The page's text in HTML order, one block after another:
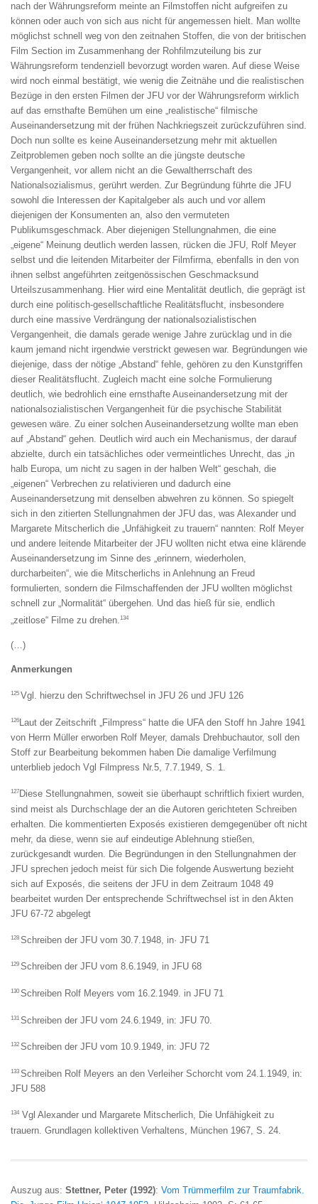
nach der Währungsreform meinte an Filmstoffen nicht aufgreifen zu
können oder auch von sich aus nicht für angemessen hielt. Man wollte
möglichst schnell weg von den zeitnahen Stoffen, die von der britischen
Film Section im Zusammenhang der Rohfilmzuteilung bis zur
Währungsreform tendenziell bevorzugt worden waren. Auf diese Weise
wird noch einmal bestätigt, wie wenig die Zeitnähe und die realistischen
Bezüge in den ersten Filmen der JFU vor der Währungsreform wirklich
auf das ernsthafte Bemühen um eine „realistische“ filmische
Auseinandersetzung mit der frühen Nachkriegszeit zurückzuführen sind.
Doch nun sollte es keine Auseinandersetzung mehr mit aktuellen
Zeitproblemen geben noch sollte an die jüngste deutsche
Vergangenheit, vor allem nicht an die Gewaltherrschaft des
Nationalsozialismus, gerührt werden. Zur Begründung führte die JFU
sowohl die Interessen der Kapitalgeber als auch und vor allem
diejenigen der Konsumenten an, also den vermuteten
Publikumsgeschmack. Aber diejenigen Stellungnahmen, die eine
„eigene“ Meinung deutlich werden lassen, rücken die JFU, Rolf Meyer
selbst und die leitenden Mitarbeiter der Filmfirma, ebenfalls in den von
ihnen selbst angeführten zeitgenössischen Geschmacksund
Urteilszusammenhang. Hier wird eine Mentalität deutlich, die geprägt ist
durch eine politisch-gesellschaftliche Realitätsflucht, insbesondere
durch eine massive Verdrängung der nationalsozialistischen
Vergangenheit, die damals gerade wenige Jahre zurücklag und in die
kaum jemand nicht irgendwie verstrickt gewesen war. Begründungen wie
diejenige, dass der nötige „Abstand“ fehle, gehören zu den Kunstgriffen
dieser Realitätsflucht. Zugleich macht eine solche Formulierung
deutlich, wie bedrohlich eine ernsthafte Auseinandersetzung mit der
nationalsozialistischen Vergangenheit für die psychische Stabilität
gewesen wäre. Zu einer solchen Auseinandersetzung wollte man eben
auf „Abstand“ gehen. Deutlich wird auch ein Mechanismus, der darauf
abzielte, durch ein tatsächliches oder vermeintliches Unrecht, das „in
halb Europa, um nicht zu sagen in der halben Welt“ geschah, die
„eigenen“ Verbrechen zu relativieren und dadurch eine
Auseinandersetzung mit denselben abwehren zu können. So spiegelt
sich in den zitierten Stellungnahmen der JFU das, was Alexander und
Margarete Mitscherlich die „Unfähigkeit zu trauern“ nannten: Rolf Meyer
und andere leitende Mitarbeiter der JFU wollten nicht etwa eine klärende
Auseinandersetzung im Sinne des „erinnern, wiederholen,
durcharbeiten“, wie die Mitscherlichs in Anlehnung an Freud
formulierten, sondern die Filmschaffenden der JFU wollten möglichst
schnell zur „Normalität“ übergehen. Und das hieß für sie, endlich
„zeitlose“ Filme zu drehen.134
(…)
Anmerkungen
125 Vgl. hierzu den Schriftwechsel in JFU 26 und JFU 126
126 Laut der Zeitschrift „Filmpress“ hatte die UFA den Stoff hn Jahre 1941
von Herrn Müller erworben Rolf Meyer, damals Drehbuchautor, soll den
Stoff zur Bearbeitung bekommen haben Die damalige Verfilmung
unterblieb jedoch Vgl Filmpress Nr.5, 7.7.1949, S. 1.
127 Diese Stellungnahmen, soweit sie überhaupt schriftlich fixiert wurden,
sind meist als Durchschlage der an die Autoren gerichteten Schreiben
erhalten. Die kommentierten Exposés existieren demgegenüber oft nicht
mehr, da diese, wenn sie auf eindeutige Ablehnung stießen,
zurückgesandt wurden. Die Begründungen in den Stellungnahmen der
JFU sprechen jedoch meist für sich Die folgende Auswertung bezieht
sich auf Exposés, die seitens der JFU in dem Zeitraum 1048 49
bearbeitet wurden Der entsprechende Schriftwechsel ist in den Akten
JFU 67-72 abgelegt
128 Schreiben der JFU vom 30.7.1948, in· JFU 71
129 Schreiben der JFU vom 8.6.1949, in JFU 68
130 Schreiben Rolf Meyers vom 16.2.1949. in JFU 71
131 Schreiben der JFU vom 24.6.1949, in: JFU 70.
132 Schreiben der JFU vom 10.9.1949, in: JFU 72
133 Schreiben Rolf Meyers an den Verleiher Schorcht vom 24.1.1949, in:
JFU 588
134 Vgl Alexander und Margarete Mitscherlich, Die Unfähigkeit zu
trauern. Grundlagen kollektiven Verhaltens, München 1967, S. 24.
Auszug aus: Stettner, Peter (1992): Vom Trümmerfilm zur Traumfabrik.